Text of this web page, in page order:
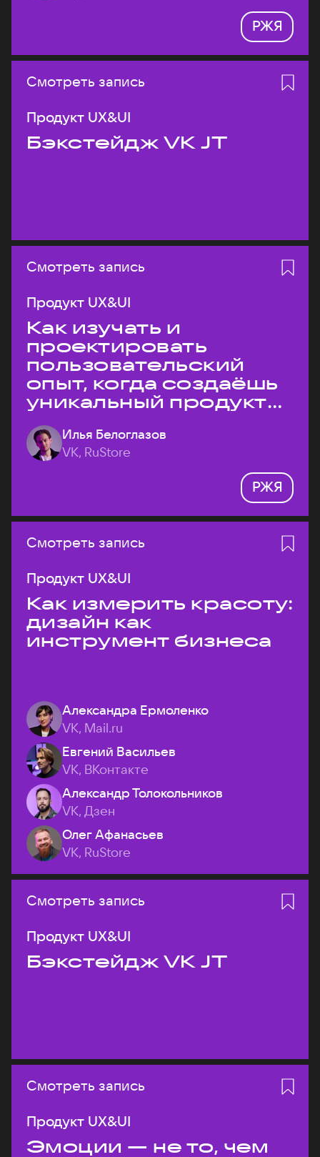
РЖЯ
Смотреть запись
Продукт UX&UI
Бэкстейдж VK JT
Смотреть запись
Продукт UX&UI
Как изучать и
проектировать
пользовательский
опыт, когда создаёшь
уникальный продукт
на рынке?
Илья Белоглазов
VK, RuStore
РЖЯ
Смотреть запись
Продукт UX&UI
Как измерить красоту:
дизайн как
инструмент бизнеса
Александра Ермоленко
VK, Mail.ru
Евгений Васильев
VK, ВКонтакте
Александр Толокольников
VK, Дзен
Олег Афанасьев
VK, RuStore
Смотреть запись
Продукт UX&UI
Бэкстейдж VK JT
Смотреть запись
Продукт UX&UI
Эмоции — не то, чем